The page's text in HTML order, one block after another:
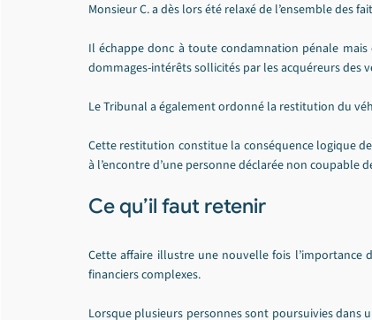
Monsieur C. a dès lors été relaxé de l’ensemble des
Il échappe donc à toute condamnation pénale
dommages-intérêts sollicités par les acquéreurs des
Le Tribunal a également ordonné la restitution du
Cette restitution constitue la conséquence logique
à l’encontre d’une personne déclarée non coupable
Ce qu’il faut retenir
Cette affaire illustre une nouvelle fois l’importance
financiers complexes.
Lorsque plusieurs personnes sont poursuivies dans